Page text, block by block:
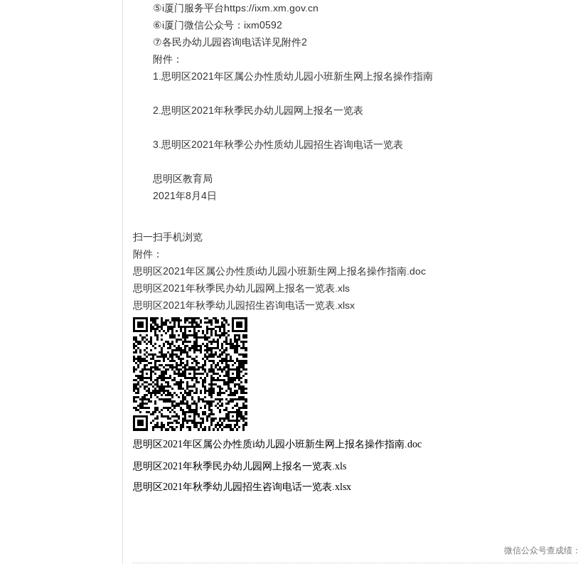
⑤i厦门服务平台https://ixm.xm.gov.cn
⑥i厦门微信公众号：ixm0592
⑦各民办幼儿园咨询电话详见附件2
附件：
1.思明区2021年区属公办性质幼儿园小班新生网上报名操作指南
2.思明区2021年秋季民办幼儿园网上报名一览表
3.思明区2021年秋季公办性质幼儿园招生咨询电话一览表
思明区教育局
2021年8月4日
扫一扫手机浏览
附件：
思明区2021年区属公办性质i幼儿园小班新生网上报名操作指南.doc
思明区2021年秋季民办幼儿园网上报名一览表.xls
思明区2021年秋季幼儿园招生咨询电话一览表.xlsx
思明区2021年区属公办性质i幼儿园小班新生网上报名操作指南.doc
思明区2021年秋季民办幼儿园网上报名一览表.xls
思明区2021年秋季幼儿园招生咨询电话一览表.xlsx
微信公众号查成绩：